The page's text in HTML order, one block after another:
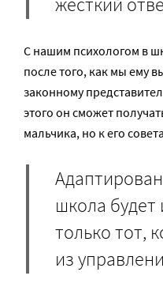
С нашим психологом в
после того, как мы ему
законному
этого он сможет
мальчика, но к его
школа будет
только тот,
из